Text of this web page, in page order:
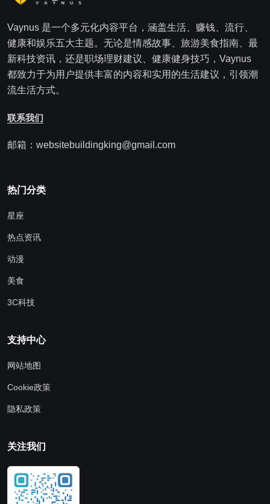
Vaynus 是一个多元化内容平台，涵盖生活、赚钱、流行、
健康和娱乐五大主题。无论是情感故事、旅游美食指南、最
新科技资讯，还是职场理财建议、健康健身技巧，Vaynus
都致力于为用户提供丰富的内容和实用的生活建议，引领潮
流生活方式。
联系我们
邮箱：websitebuildingking@gmail.com
热门分类
星座
热点资讯
动漫
美食
3C科技
支持中心
网站地图
Cookie政策
隐私政策
关注我们